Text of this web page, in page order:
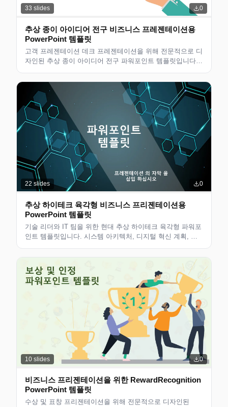
33 slides 0
추상 종이 아이디어 전구 비즈니스 프레젠테이션용
PowerPoint 템플릿
고객 프레젠테이션 데크 프레젠테이션을 위해 전문적으로 디
자인된 추상 종이 아이디어 전구 파워포인트 템플릿입니다.
끔한 레이아웃입니다.
22 slides 0
추상 하이테크 육각형 비즈니스 프리젠테이션용
PowerPoint 템플릿
기술 리더와 IT 팀을 위한 현대 추상 하이테크 육각형 파워포
인트 템플릿입니다. 시스템 아키텍처, 디지털 혁신 계획, 기
10 slides 0
비즈니스 프리젠테이션을 위한 RewardRecognition
PowerPoint 템플릿
수상 및 표창 프리젠테이션을 위해 전문적으로 디자인된